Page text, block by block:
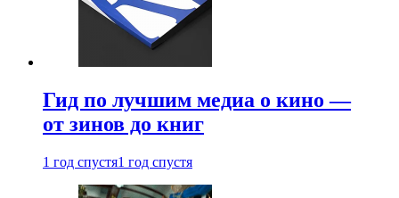
Гид по лучшим медиа о кино —
от зинов до книг
1 год спустя1 год спустя